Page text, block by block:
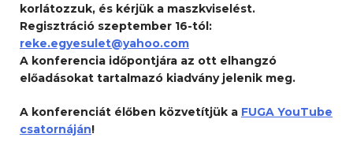
korlátozzuk, és kérjük a maszkviselést.
Regisztráció szeptember 16-tól:
reke.egyesulet@yahoo.com
A konferencia időpontjára az ott elhangzó
előadásokat tartalmazó kiadvány jelenik meg.
A konferenciát élőben közvetítjük a FUGA YouTube
csatornáján!